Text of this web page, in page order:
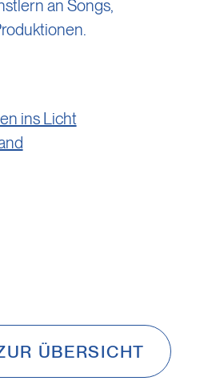
an Songs,
ins Licht
ÜBERSICHT